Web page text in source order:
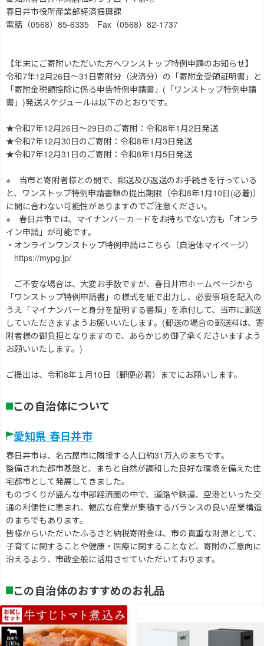
春日井市役所産業部経済振興課
電話（0568）85-6335 Fax（0568）82-1737
【年末にご寄附いただいた方へワンストップ特例申請のお知らせ】
令和7年12月26日～31日寄附分（決済分）の「寄附金受領証明書」と
「寄附金税額控除に係る申告特例申請書」(「ワンストップ特例申請
書」)発送スケジュールは以下のとおりです。
★令和7年12月26日～29日のご寄附：令和8年1月2日発送
★令和7年12月30日のご寄附：令和8年1月3日発送
★令和7年12月31日のご寄附：令和8年1月5日発送
※ 当市と寄附者様との間で、郵送及び返送のお手続きを行っている
と、ワンストップ特例申請書類の提出期限（令和8年1月10日(必着)）
に間に合わない可能性がありますのでご注意ください。
※ 春日井市では、マイナンバーカードをお持ちでない方も「オンラ
イン申請」が可能です。
・オンラインワンストップ特例申請はこちら（自治体マイページ）
https://mypg.jp/
ご不安な場合は、大変お手数ですが、春日井市ホームページから
「ワンストップ特例申請書」の様式を紙で出力し、必要事項を記入の
うえ「マイナンバーと身分を証明する書類」を添付して、当市に郵送
していただきますようお願いいたします。(郵送の場合の郵送料は、寄
附者様の御負担となりますので、あらかじめ御了承くださいますよう
お願いいたします。)
ご提出は、令和8年１月10日（郵便必着）までにお願いします。
この自治体について
愛知県 春日井市
春日井市は、名古屋市に隣接する人口約31万人のまちです。
整備された都市基盤と、まちと自然が調和した良好な環境を備えた住
宅都市として発展してきました。
ものづくりが盛んな中部経済圏の中で、道路や鉄道、空港といった交
通の利便性に恵まれ、幅広な産業が集積するバランスの良い産業構造
のまちでもあります。
皆様からいただいたふるさと納税寄附金は、市の貴重な財源として、
子育てに関することや健康・医療に関することなど、寄附のご意向に
沿えるよう、市政全般に活用させていただいております。
この自治体のおすすめのお礼品